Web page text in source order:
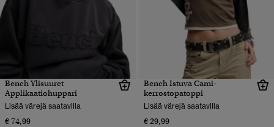
Bench Ylisuuret
Applikaatiohuppari
Lisää värejä saatavilla
€ 74,99
Bench Istuva Cami-
kerrostopatoppi
Lisää värejä saatavilla
€ 29,99